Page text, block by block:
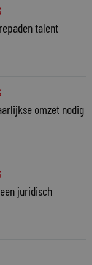
talent
omzet nodig
juridisch